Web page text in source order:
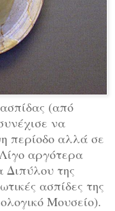
(από
να
περίοδο αλλά σε
αργότερα
Διπύλου της
ασπίδες της
Μουσείο).